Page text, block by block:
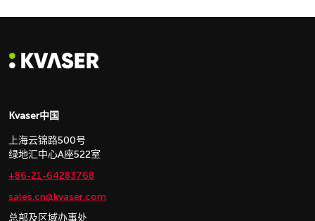
Kvaser中国
上海云锦路500号
绿地汇中心A座522室
+86-21-64283768
sales.cn@kvaser.com
总部及区域办事处